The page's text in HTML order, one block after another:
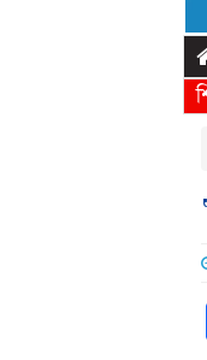
অনুষ্ঠানের